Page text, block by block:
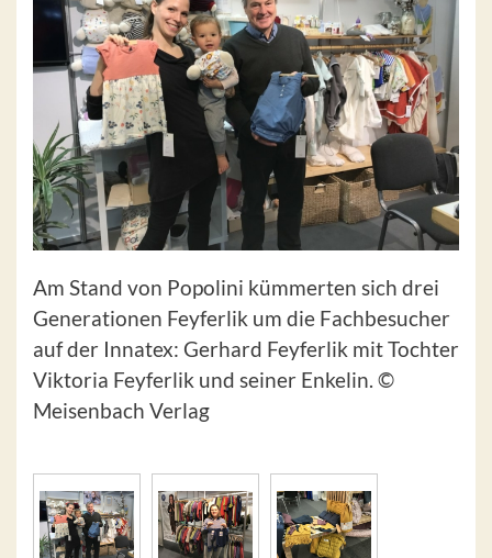
Am Stand von Popolini kümmerten sich drei
Generationen Feyferlik um die Fachbesucher
auf der Innatex: Gerhard Feyferlik mit Tochter
Viktoria Feyferlik und seiner Enkelin. ©
Meisenbach Verlag